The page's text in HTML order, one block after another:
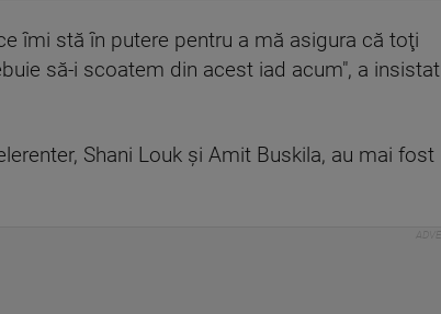
îmi stă în putere pentru a mă asigura că toţi
să-i scoatem din acest iad acum", a insistat
Shani Louk şi Amit Buskila, au mai fost